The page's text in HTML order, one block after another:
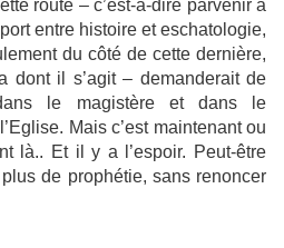
route – c’est-à-dire parvenir à
entre histoire et eschatologie,
du côté de cette dernière,
dont il s’agit – demanderait de
le magistère et dans le
Mais c’est maintenant ou
là.. Et il y a l’espoir. Peut-être
de prophétie, sans renoncer